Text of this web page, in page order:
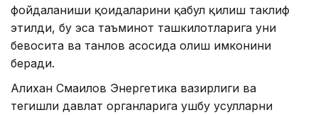
фойдаланиши қоидаларини қабул қилиш таклиф
этилди, бу эса таъминот ташкилотларига уни
бевосита ва танлов асосида олиш имконини
беради.
Алихан Смаилов Энергетика вазирлиги ва
тегишли давлат органларига ушбу усулларни